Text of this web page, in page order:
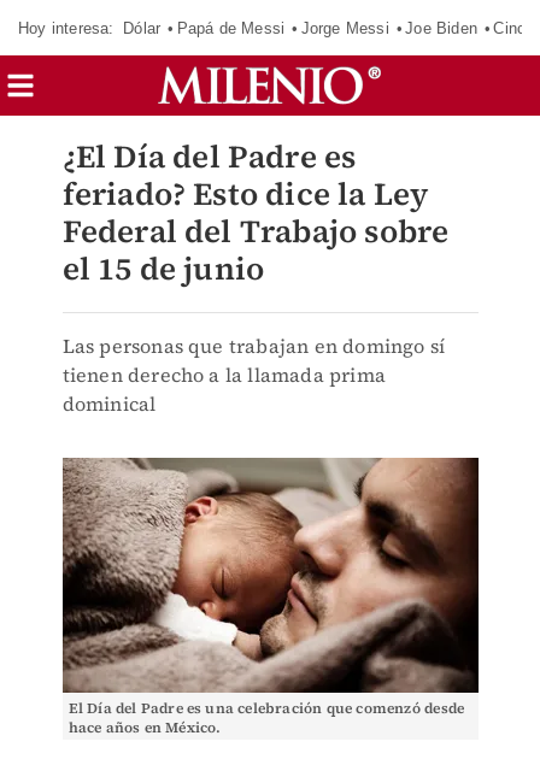
Hoy interesa: Dólar Papá de Messi Jorge Messi Joe Biden
¿El Día del Padre es
feriado? Esto dice la Ley
Federal del Trabajo sobre
el 15 de junio
Las personas que trabajan en domingo sí
tienen derecho a la llamada prima
dominical
El Día del Padre es una celebración que comenzó desde
hace años en México.